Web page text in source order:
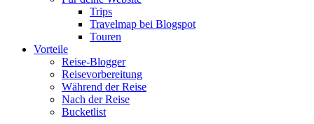
Trips
Travelmap bei Blogspot
Touren
Vorteile
Reise-Blogger
Reisevorbereitung
Während der Reise
Nach der Reise
Bucketlist